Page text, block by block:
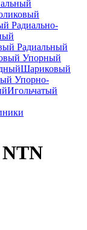
Радиально-
Радиальный
Упорный
Шариковый
Упорно-
Игольчатый